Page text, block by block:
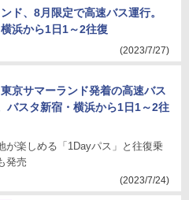
ド、8月限定で高速バス運行。
浜から1日1～2往復
(2023/7/27)
京サマーランド発着の高速バス
バスタ新宿・横浜から1日1～2往
が楽しめる「1Dayパス」と往復乗
発売
(2023/7/24)